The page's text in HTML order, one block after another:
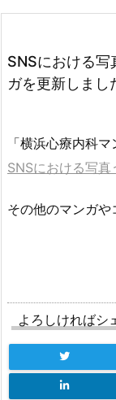
SNSにおける写
ガを更新しまし
「横浜心療内科
SNSにおける写
その他のマンガや
よろしければシ